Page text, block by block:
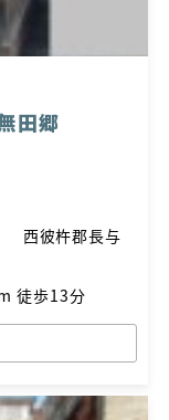
田郷
西彼杵郡長与
徒歩13分